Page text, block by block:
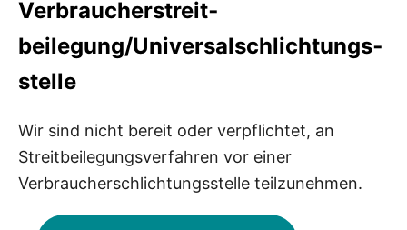
Verbraucher­streit­
beilegung/Universal­schlichtungs­
stelle
Wir sind nicht bereit oder verpflichtet, an
Streitbeilegungsverfahren vor einer
Verbraucherschlichtungsstelle teilzunehmen.